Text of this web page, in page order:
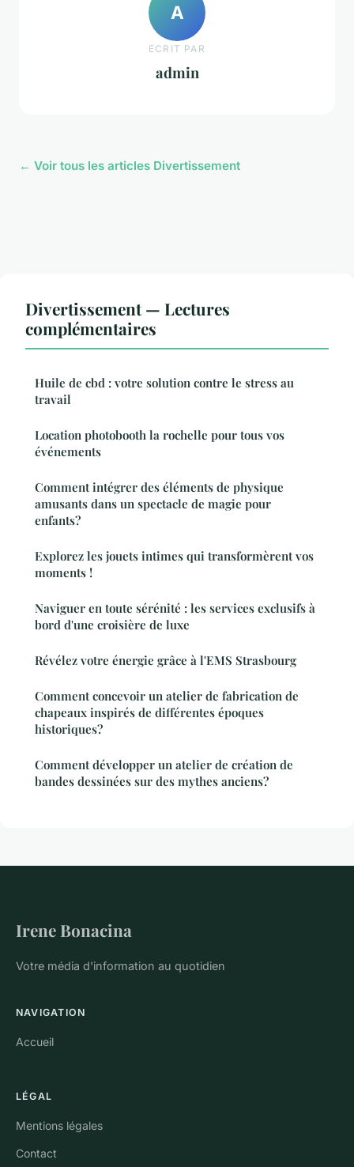
A
ECRIT PAR
admin
← Voir tous les articles Divertissement
Divertissement — Lectures
complémentaires
Huile de cbd : votre solution contre le stress au
travail
Location photobooth la rochelle pour tous vos
événements
Comment intégrer des éléments de physique
amusants dans un spectacle de magie pour
enfants?
Explorez les jouets intimes qui transformèrent vos
moments !
Naviguer en toute sérénité : les services exclusifs à
bord d'une croisière de luxe
Révélez votre énergie grâce à l'EMS Strasbourg
Comment concevoir un atelier de fabrication de
chapeaux inspirés de différentes époques
historiques?
Comment développer un atelier de création de
bandes dessinées sur des mythes anciens?
Irene Bonacina
Votre média d'information au quotidien
NAVIGATION
Accueil
LÉGAL
Mentions légales
Contact